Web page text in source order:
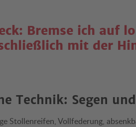
Bremse ich auf
mit der
Technik: Segen
Stollenreifen, Vollfederung,